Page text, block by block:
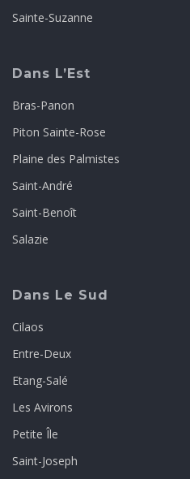
Sainte-Suzanne
Dans L’Est
Bras-Panon
Piton Sainte-Rose
Plaine des Palmistes
Saint-André
Saint-Benoît
Salazie
Dans Le Sud
Cilaos
Entre-Deux
Etang-Salé
Les Avirons
Petite Île
Saint-Joseph